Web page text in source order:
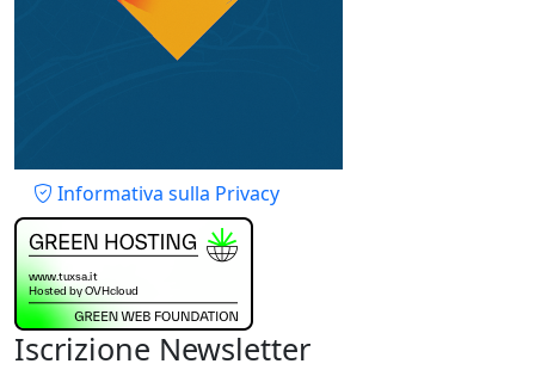
Piè di pagina
Informativa sulla Privacy
Iscrizione Newsletter